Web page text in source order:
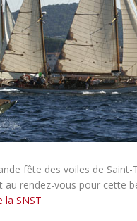
fête des voiles de
au rendez-vous pour cette
la SNST